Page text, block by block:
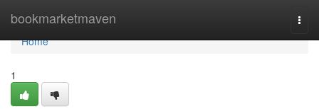
bookmarketmaven
Home
Home
1